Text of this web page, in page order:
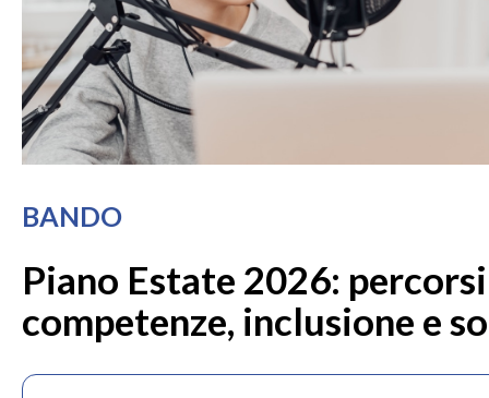
BANDO
Piano Estate 2026:
competenze, inclusione e